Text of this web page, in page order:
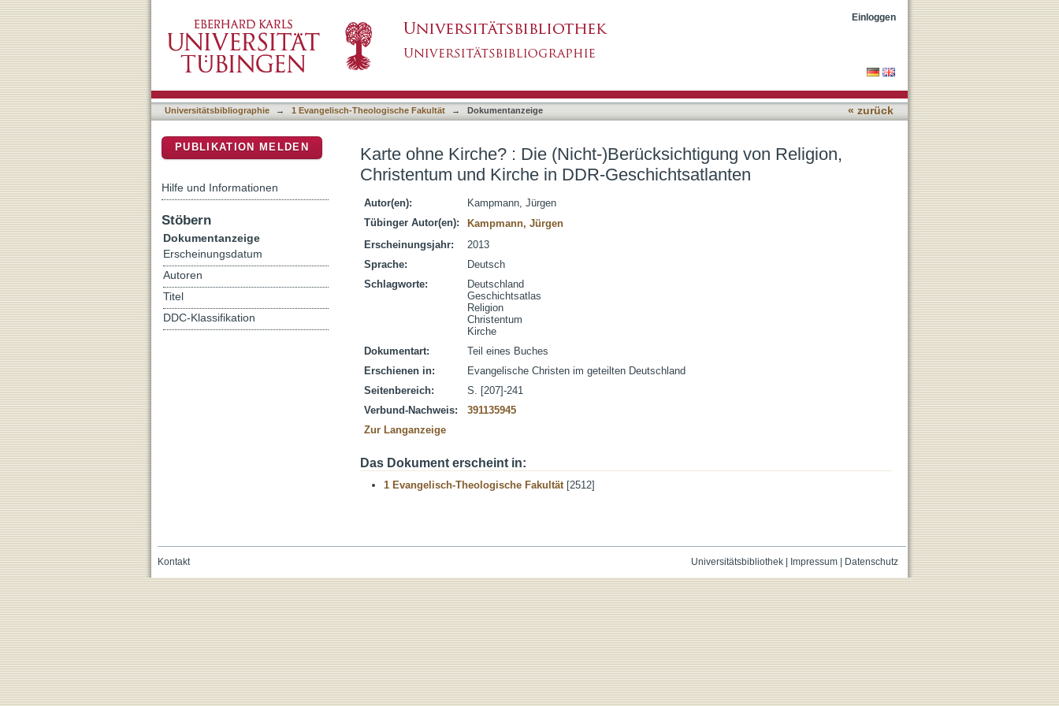
Karte ohne Kirche? : Die (Nicht-)Berücksichtigung von Religion, Christentum und Kirche in DDR-
Geschichtsatlanten
Einloggen
Universitätsbibliographie → 1 Evangelisch-Theologische Fakultät → Dokumentanzeige « zurück
Karte ohne Kirche? : Die (Nicht-)Berücksichtigung von Religion,
Christentum und Kirche in DDR-Geschichtsatlanten
Autor(en):
Kampmann, Jürgen
Tübinger Autor(en):
Kampmann, Jürgen
Erscheinungsjahr:
2013
Sprache:
Deutsch
Schlagworte:
Deutschland
Geschichtsatlas
Religion
Christentum
Kirche
Dokumentart:
Teil eines Buches
Erschienen in:
Evangelische Christen im geteilten Deutschland
Seitenbereich:
S. [207]-241
Verbund-Nachweis:
391135945
Zur Langanzeige
Das Dokument erscheint in:
1 Evangelisch-Theologische Fakultät[2512]
PUBLIKATION MELDEN
Hilfe und Informationen
Stöbern
Dokumentanzeige
Erscheinungsdatum
Autoren
Titel
DDC-Klassifikation
Universitätsbibliothek| Impressum| Datenschutz
Kontakt